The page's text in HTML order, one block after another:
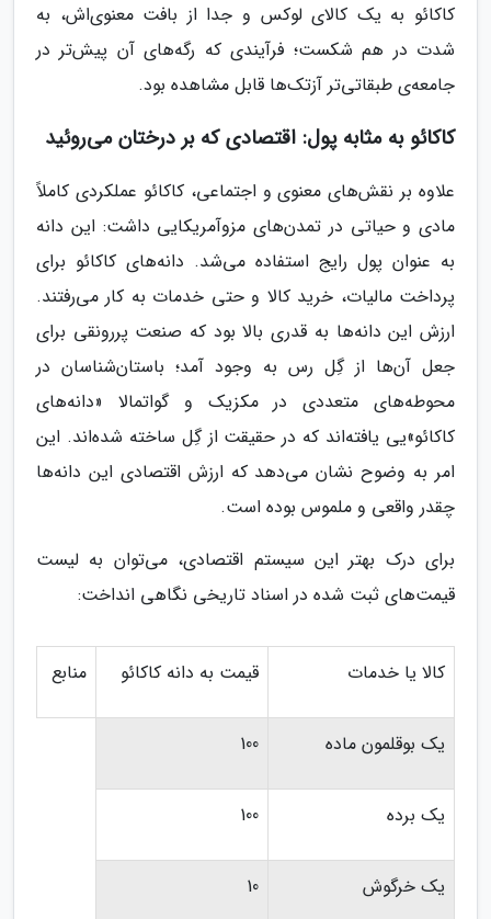
کاکائو به یک کالای لوکس و جدا از بافت معنوی‌اش، به
شدت در هم شکست؛ فرآیندی که رگه‌های آن پیش‌تر در
جامعه‌ی طبقاتی‌تر آزتک‌ها قابل مشاهده بود.
کاکائو به مثابه پول: اقتصادی که بر درختان می‌روئید
علاوه بر نقش‌های معنوی و اجتماعی، کاکائو عملکردی کاملاً
مادی و حیاتی در تمدن‌های مزوآمریکایی داشت: این دانه
به عنوان پول رایج استفاده می‌شد. دانه‌های کاکائو برای
پرداخت مالیات، خرید کالا و حتی خدمات به کار می‌رفتند.
ارزش این دانه‌ها به قدری بالا بود که صنعت پررونقی برای
جعل آن‌ها از گِل رس به وجود آمد؛ باستان‌شناسان در
محوطه‌های متعددی در مکزیک و گواتمالا «دانه‌های
کاکائو»یی یافته‌اند که در حقیقت از گِل ساخته شده‌اند. این
امر به وضوح نشان می‌دهد که ارزش اقتصادی این دانه‌ها
چقدر واقعی و ملموس بوده است.
برای درک بهتر این سیستم اقتصادی، می‌توان به لیست
قیمت‌های ثبت شده در اسناد تاریخی نگاهی انداخت:
کالا یا خدمات قیمت به دانه کاکائو منابع
یک بوقلمون ماده 100
یک برده 100
یک خرگوش 10